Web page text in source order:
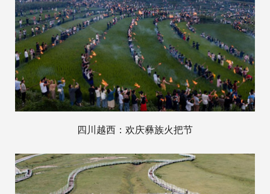
四川越西：欢庆彝族火把节